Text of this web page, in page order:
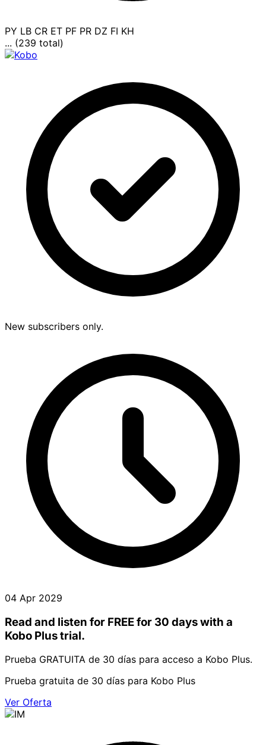
PY LB CR ET PF PR DZ FI KH
... (239 total)
New subscribers only.
04 Apr 2029
Read and listen for FREE for 30 days with a
Kobo Plus trial.
Prueba GRATUITA de 30 días para acceso a Kobo Plus.
Prueba gratuita de 30 días para Kobo Plus
Ver Oferta